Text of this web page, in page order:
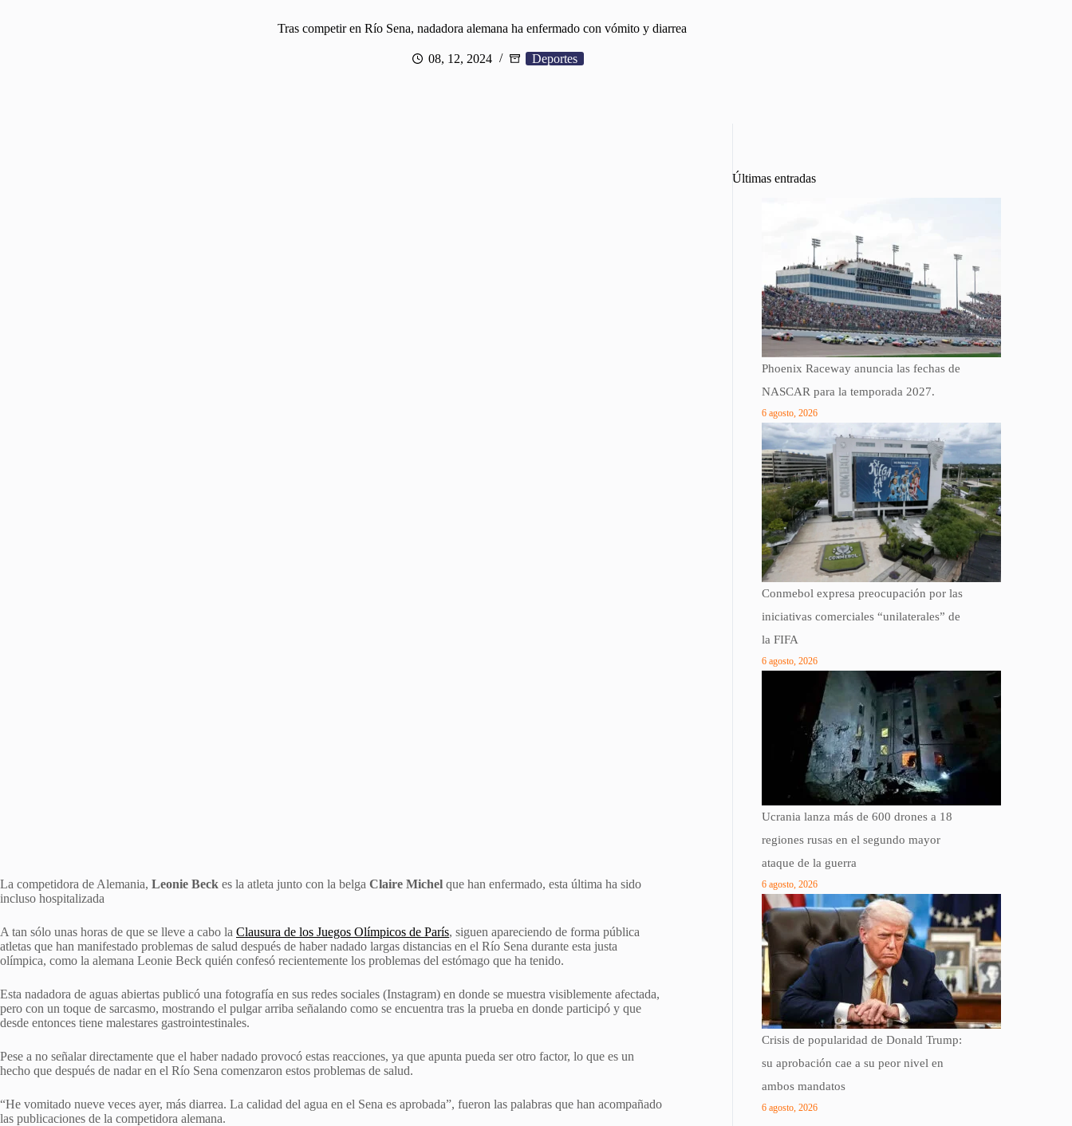
Tras competir en Río Sena, nadadora alemana ha enfermado con vómito y diarrea
08, 12, 2024 Deportes
La competidora de Alemania, Leonie Beck es la atleta junto con la belga Claire Michel que han enfermado, esta última ha sido
incluso hospitalizada
A tan sólo unas horas de que se lleve a cabo la Clausura de los Juegos Olímpicos de París, siguen apareciendo de forma pública
atletas que han manifestado problemas de salud después de haber nadado largas distancias en el Río Sena durante esta justa
olímpica, como la alemana Leonie Beck quién confesó recientemente los problemas del estómago que ha tenido.
Esta nadadora de aguas abiertas publicó una fotografía en sus redes sociales (Instagram) en donde se muestra visiblemente afectada,
pero con un toque de sarcasmo, mostrando el pulgar arriba señalando como se encuentra tras la prueba en donde participó y que
desde entonces tiene malestares gastrointestinales.
Pese a no señalar directamente que el haber nadado provocó estas reacciones, ya que apunta pueda ser otro factor, lo que es un
hecho que después de nadar en el Río Sena comenzaron estos problemas de salud.
“He vomitado nueve veces ayer, más diarrea. La calidad del agua en el Sena es aprobada”, fueron las palabras que han acompañado
las publicaciones de la competidora alemana.
Últimas entradas
Phoenix Raceway anuncia las fechas de
NASCAR para la temporada 2027.
6 agosto, 2026
Conmebol expresa preocupación por las
iniciativas comerciales “unilaterales” de
la FIFA
6 agosto, 2026
Ucrania lanza más de 600 drones a 18
regiones rusas en el segundo mayor
ataque de la guerra
6 agosto, 2026
Crisis de popularidad de Donald Trump:
su aprobación cae a su peor nivel en
ambos mandatos
6 agosto, 2026